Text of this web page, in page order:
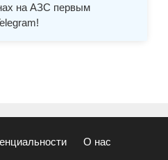
на АЗС первым
О нас